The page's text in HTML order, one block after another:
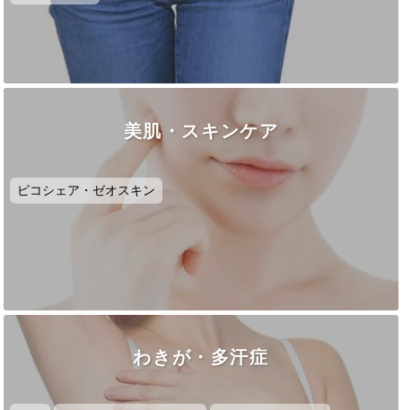
美肌・スキンケア
ピコシェア・ゼオスキン
わきが・多汗症